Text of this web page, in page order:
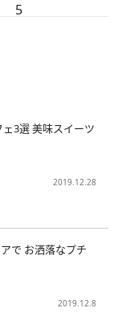
5
3選 美味スイーツ
2019.12.28
で お洒落なプチ
2019.12.8